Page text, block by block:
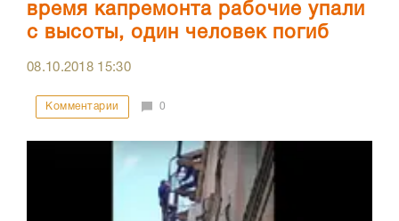
время капремонта рабочие упали
с высоты, один человек погиб
08.10.2018 15:30
Комментарии 0